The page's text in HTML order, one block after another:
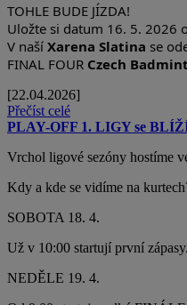
TOHLE BUDE JÍZDA!
Uložte si datum 16. 5. 2026
V naší Xarena Slatina se
FINAL FOUR Czech
[22.04.2026]
Přečíst celé
PLAY-OFF 1. LIGY se
Vrchol ligové sezóny hostíme
Kdy a kde se vidíme na
SOBOTA 18. 4.
Už v 10:00 startují první
NEDĚLE 19. 4.